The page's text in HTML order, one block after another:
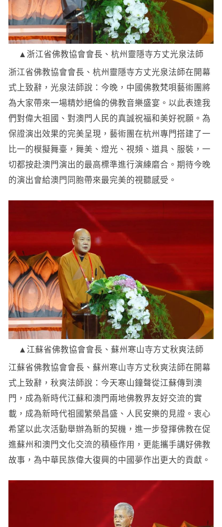
▲浙江省佛教協會會長、杭州靈隱寺方丈光泉法師
浙江省佛教協會會長、杭州靈隱寺方丈光泉法師在開幕
式上致辭，光泉法師說：今晚，中國佛教梵唄藝術團將
為大家帶來一場精妙絕倫的佛教音樂盛宴。以此表達我
們對偉大祖國、對澳門人民的真誠祝福和美好祝願。為
保證演出效果的完美呈現，藝術團在杭州專門搭建了一
比一的模擬舞臺，舞美、燈光、視頻、道具、服裝，一
切都按赴澳門演出的最高標準進行演練磨合。期待今晚
的演出會給澳門同胞帶來最完美的視聽感受。
▲江蘇省佛教協會會長、蘇州寒山寺方丈秋爽法師
江蘇省佛教協會會長、蘇州寒山寺方丈秋爽法師在開幕
式上致辭，秋爽法師說：今天寒山鐘聲從江蘇傳到澳
門，成為新時代江蘇和澳門兩地佛教界友好交流的實
載，成為新時代祖國繁榮昌盛、人民安樂的見證。衷心
希望以此次活動舉辦為新的契機，進一步發揮佛教在促
進蘇州和澳門文化交流的積極作用，更能攜手講好佛教
故事，為中華民族偉大復興的中國夢作出更大的貢獻。